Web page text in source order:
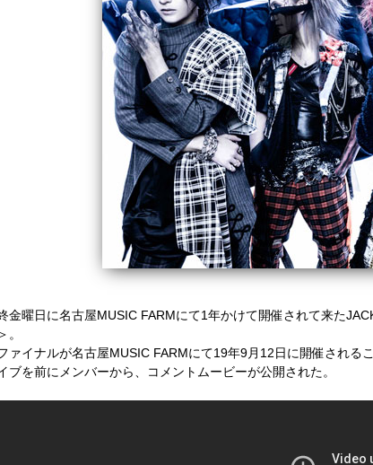
金曜日に名古屋MUSIC FARMにて1年かけて開催されて来た
。
ァイナルが名古屋MUSIC FARMにて19年9月12日に開催される
ブを前にメンバーから、コメントムービーが公開された。